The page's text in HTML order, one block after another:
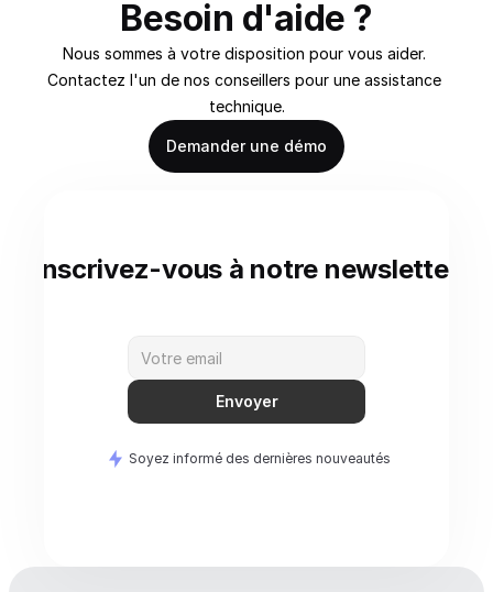
Besoin d'aide ?
Nous sommes à votre disposition pour vous aider.
Contactez l'un de nos conseillers pour une assistance
technique.
Demander une démo
Inscrivez-vous à notre newsletter
Envoyer
Soyez informé des dernières nouveautés